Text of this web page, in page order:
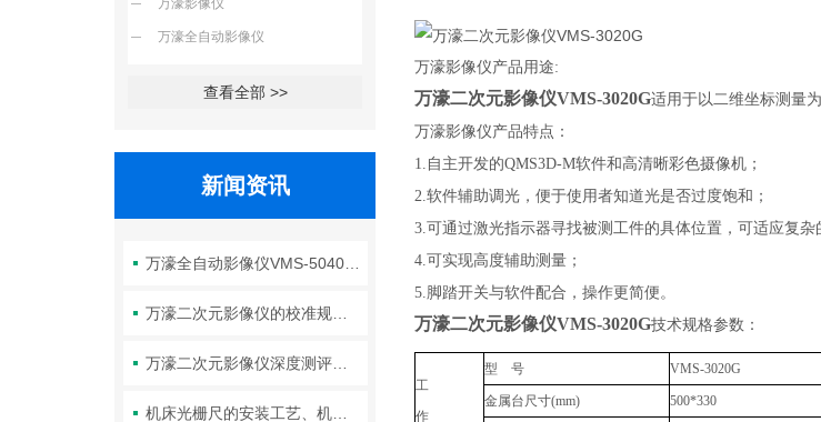
万濠影像仪
万濠全自动影像仪
查看全部 >>
新闻资讯
万濠全自动影像仪VMS-5040H的参数解读、操作技巧与维护全攻略
万濠二次元影像仪的校准规范：标准片选择、标定周期与精度验证方法
万濠二次元影像仪深度测评：高精度光学成像+智能测量，让复杂工件的尺寸检测变得又快又准！
机床光栅尺的安装工艺、机械与电气对齐精度对测量性能的影响分析
万濠影像仪产品用途:
万濠二次元影像仪VMS-3020G适用于以二维坐标测量
万濠影像仪产品特点：
1.自主开发的QMS3D-M软件和高清晰彩色摄像机；
2.软件辅助调光，便于使用者知道光是否过度饱和；
3.可通过激光指示器寻找被测工件的具体位置，可适应复杂
4.可实现高度辅助测量；
5.脚踏开关与软件配合，操作更简便。
万濠二次元影像仪VMS-3020G技术规格参数：
工
作
型 号 VMS-3020G
金属台尺寸(mm) 500*330